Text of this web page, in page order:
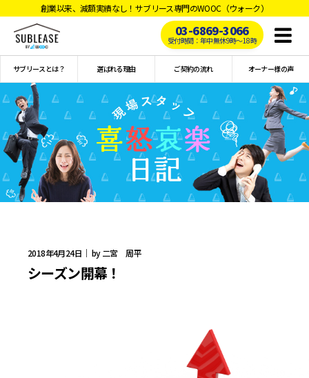
創業以来、減額実績なし！サブリース専門のWOOC（ウォーク）
03-6869-3066
受付時間：年中無休9時〜18時
サブリースとは？ 選ばれる理由 ご契約の流れ オーナー様の声
2018年4月24日｜ by 二宮 周平
シーズン開幕！